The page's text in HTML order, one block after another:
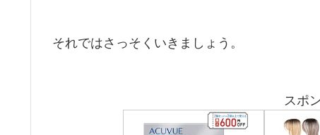
それではさっそくいきましょう。
スポ